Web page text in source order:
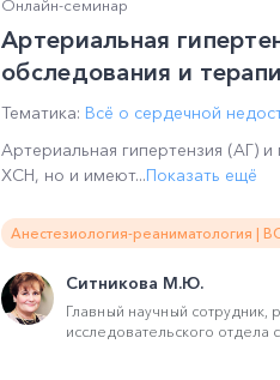
Онлайн-семинар
Артериальная
обследования и
Тематика: Всё о сердечной
Артериальная гипертензия (АГ)
ХСН, но и имеют...Показать ещё
Анестезиология-реаниматология |
Ситникова М.Ю.
Главный научный сотрудник,
исследовательского отдела